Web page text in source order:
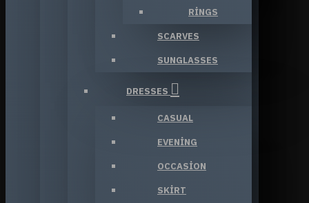
RINGS
SCARVES
SUNGLASSES
DRESSES
CASUAL
EVENING
OCCASION
SKIRT